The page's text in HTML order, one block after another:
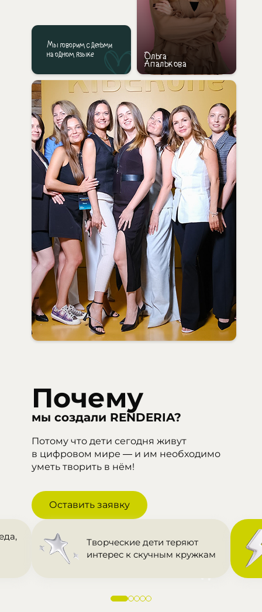
Мы говорим с детьми
на одном языке
Ольга
Апалькова
Почему
мы создали RENDERIA?
Потому что дети сегодня живут
в цифровом мире — и им необходимо
уметь творить в нём!
Оставить заявку
Творческие дети теряют
интерес к скучным кружкам